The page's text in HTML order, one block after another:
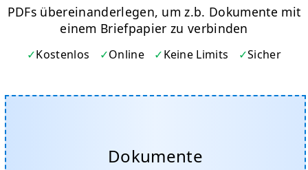
PDFs übereinanderlegen, um z.b. Dokumente mit
einem Briefpapier zu verbinden
Kostenlos Online Keine Limits Sicher
Dokumente